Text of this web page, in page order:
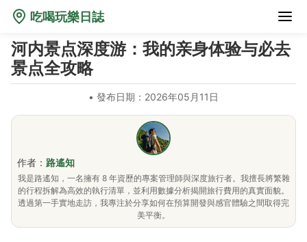
吃喝玩樂日誌
河内景点深度游：我的亲身体验与必去
景点全攻略
• 發布日期：2026年05月11日
作者： 路遙知
我是路遙知，一名擁有 8 年資歷的專案管理師與深度旅行者。我擅長將繁雜
的行程拆解為高效的執行清單，並利用數據分析揭開旅行費用的真實面貌。
透過第一手實地走訪，我專注於分享如何在預算開發與感官體驗之間取得完
美平衡。